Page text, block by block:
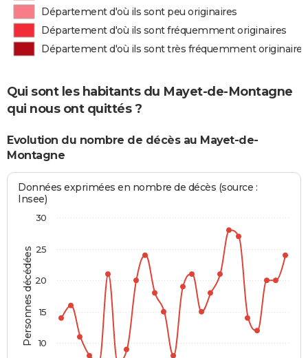
Département d'où ils sont peu originaires
Département d'où ils sont fréquemment originaires
Département d'où ils sont très fréquemment originaires
Qui sont les habitants du Mayet-de-Montagne
qui nous ont quittés ?
Evolution du nombre de décès au Mayet-de-
Montagne
Personnes décédées
Données exprimées en nombre de décès (source :
Insee)
10
15
20
25
30